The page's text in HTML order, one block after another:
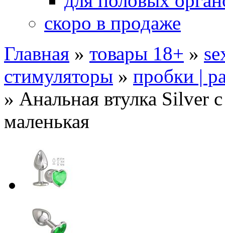
скоро в продаже
Главная » товары 18+ »
стимуляторы » пробки |
» Анальная втулка Silver
маленькая